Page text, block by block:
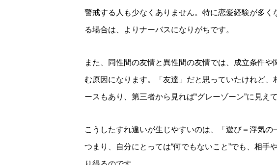
警戒する人も少なくありません。特に恋愛経験が多
る場合は、よりナーバスになりがちです。
また、同性間の友情と異性間の友情では、成立条件
む原因になります。「友達」だと思っていたけれど
ースもあり、第三者から見れば“グレーゾーン”に見え
こうしたすれ違いが生じやすいのは、「遊び＝浮気の
つまり、自分にとっては“何でもないこと”でも、相手